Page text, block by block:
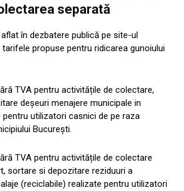
separată
în dezbatere publică pe site-ul
propuse pentru ridicarea gunoiului
TVA pentru activitățile de colectare,
deşeuri menajere municipale in
utilizatori casnici de pe raza
Bucureşti.
TVA pentru activitățile de colectare
sortare si depozitare reziduuri a
(reciclabile) realizate pentru utilizatori